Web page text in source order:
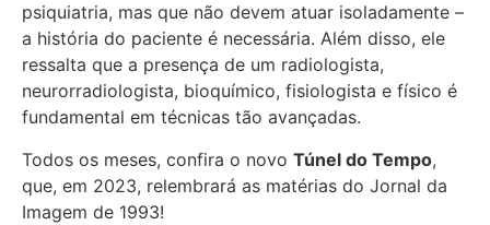
psiquiatria, mas que não devem atuar isoladamente –
a história do paciente é necessária. Além disso, ele
ressalta que a presença de um radiologista,
neurorradiologista, bioquímico, fisiologista e físico é
fundamental em técnicas tão avançadas.
Todos os meses, confira o novo Túnel do Tempo,
que, em 2023, relembrará as matérias do Jornal da
Imagem de 1993!